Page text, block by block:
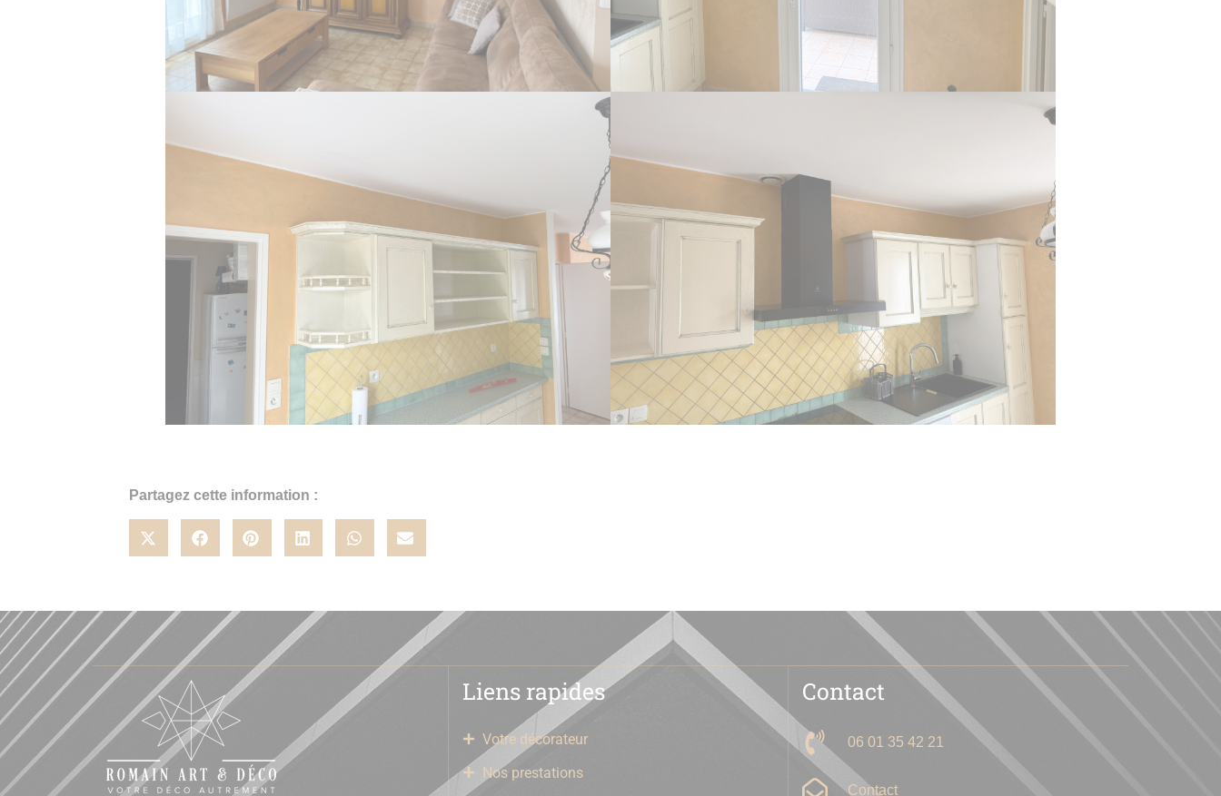
Partagez cette information :
Liens rapides
Votre décorateur
Nos prestations
Contact
06 01 35 42 21
Contact